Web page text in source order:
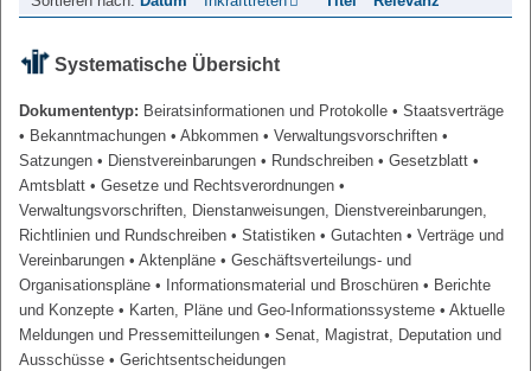
Systematische Übersicht
Dokumententyp: Beiratsinformationen und Protokolle • Staatsverträge
• Bekanntmachungen • Abkommen • Verwaltungsvorschriften •
Satzungen • Dienstvereinbarungen • Rundschreiben • Gesetzblatt •
Amtsblatt • Gesetze und Rechtsverordnungen •
Verwaltungsvorschriften, Dienstanweisungen, Dienstvereinbarungen,
Richtlinien und Rundschreiben • Statistiken • Gutachten • Verträge und
Vereinbarungen • Aktenpläne • Geschäftsverteilungs- und
Organisationspläne • Informationsmaterial und Broschüren • Berichte
und Konzepte • Karten, Pläne und Geo-Informationssysteme • Aktuelle
Meldungen und Pressemitteilungen • Senat, Magistrat, Deputation und
Ausschüsse • Gerichtsentscheidungen